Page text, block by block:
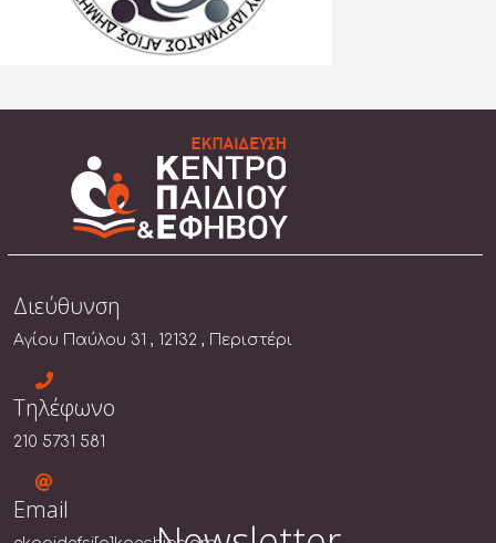
Διεύθυνση
Αγίου Παύλου 31 , 12132 , Περιστέρι
Τηλέφωνο
210 5731 581
Email